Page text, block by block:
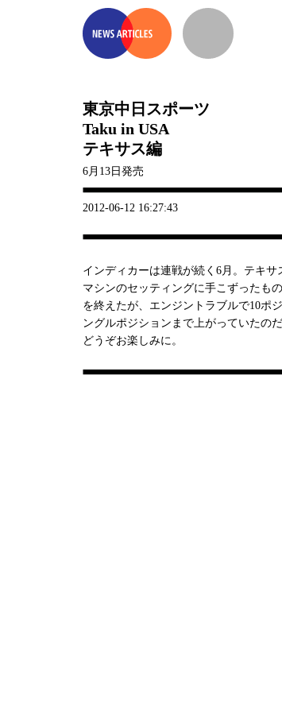
東京中日スポーツ
Taku in USA
テキサス編
6月13日発売
2012-06-12 16:27:43
インディカーは連戦が続く6月。テキサ
マシンのセッティングに手こずったも
を終えたが、エンジントラブルで10ポ
ングルポジションまで上がっていたの
どうぞお楽しみに。